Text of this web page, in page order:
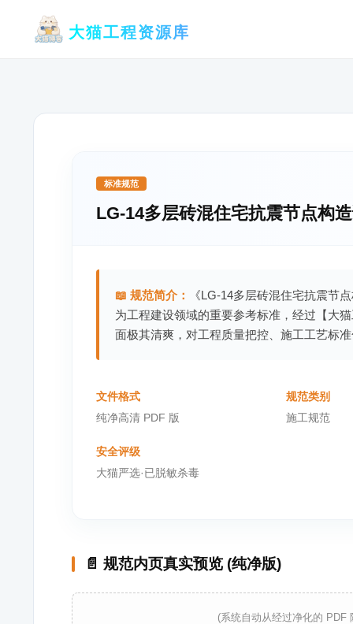
大猫工程资源库
标准规范
LG-14多层砖混住宅抗震节点构
📖 规范简介：
《LG-14多层砖混住宅抗震节
为工程建设领域的重要参考标准，经过【大
面极其清爽，对工程质量把控、施工工艺标
文件格式
纯净高清 PDF 版
规范类别
施工规范
安全评级
大猫严选·已脱敏杀毒
📄 规范内页真实预览 (纯净版)
(系统自动从经过净化的 PDF